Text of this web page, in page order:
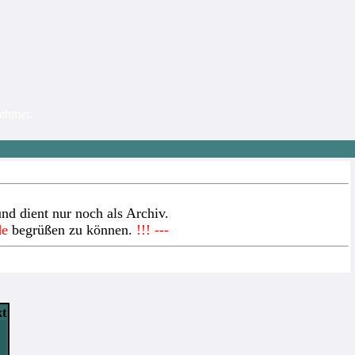
dient nur noch als Archiv.
begrüßen zu können. !!! ---